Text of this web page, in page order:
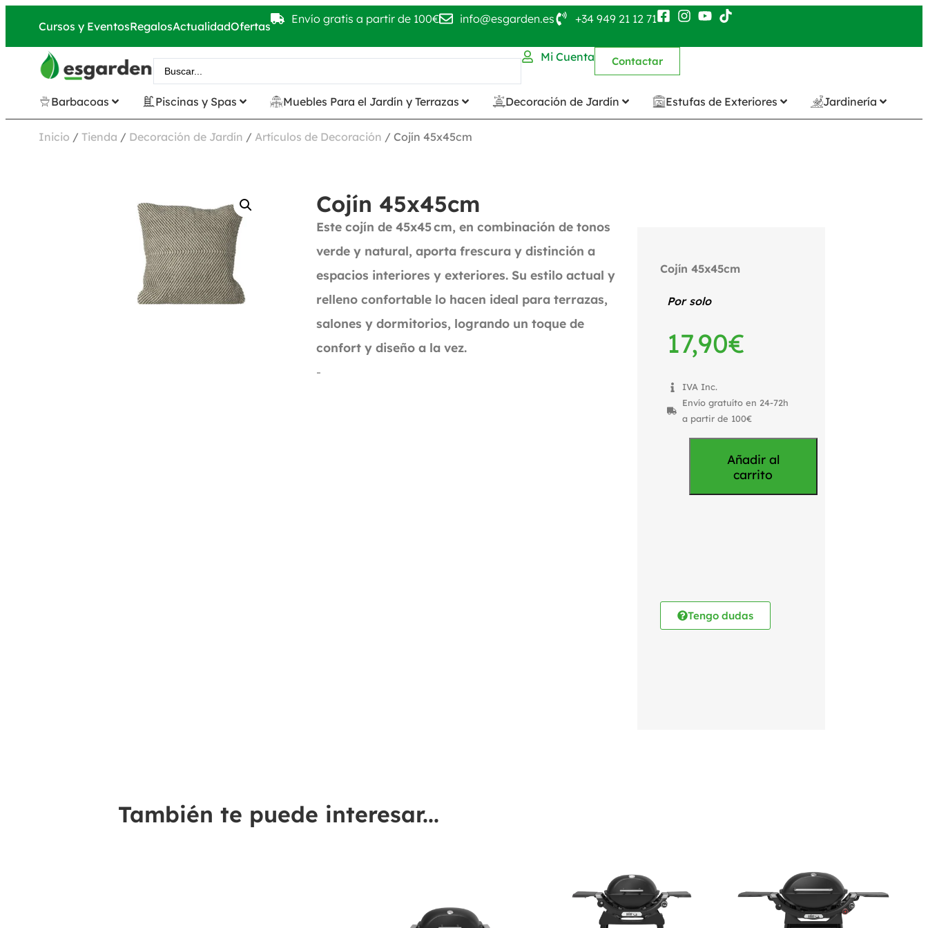
Cursos y EventosRegalosActualidadOfertas
Envío gratis a partir de 100€ info@esgarden.es +34 949 21 12 71
Mi Cuenta Contactar
Barbacoas Piscinas y Spas Muebles Para el Jardín y Terrazas Decoración de Jardín Estufas de Exteriores Jardinería
Inicio / Tienda / Decoración de Jardín / Artículos de Decoración / Cojín 45x45cm
Cojín 45x45cm
Este cojín de 45x45 cm, en combinación de tonos
verde y natural, aporta frescura y distinción a
espacios interiores y exteriores. Su estilo actual y
relleno confortable lo hacen ideal para terrazas,
salones y dormitorios, logrando un toque de
confort y diseño a la vez.
-
Cojín 45x45cm
Por solo
17,90€
IVA Inc.
Envío gratuíto en 24-72h
a partir de 100€
Añadir al
carrito
Tengo dudas
También te puede interesar...